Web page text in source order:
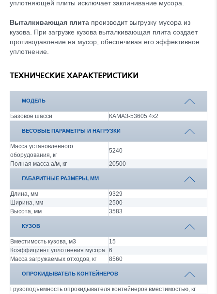
уплотняющей плиты исключает заклинивание мусора.
Выталкивающая плита производит выгрузку мусора из
кузова. При загрузке кузова выталкивающая плита создает
противодавление на мусор, обеспечивая его эффективное
уплотнение.
ТЕХНИЧЕСКИЕ ХАРАКТЕРИСТИКИ
МОДЕЛЬ
Базовое шасси КАМАЗ-53605 4х2
ВЕСОВЫЕ ПАРАМЕТРЫ И НАГРУЗКИ
Масса установленного
оборудования, кг
5240
Полная масса а/м, кг
20500
ГАБАРИТНЫЕ РАЗМЕРЫ, ММ
Длина, мм
9329
Ширина, мм
2500
Высота, мм
3583
КУЗОВ
Вместимость кузова, м3
15
Коэффициент уплотнения мусора 6
Масса загружаемых отходов, кг
8560
ОПРОКИДЫВАТЕЛЬ КОНТЕЙНЕРОВ
Грузоподъемность опрокидывателя контейнеров вместимостью, кг